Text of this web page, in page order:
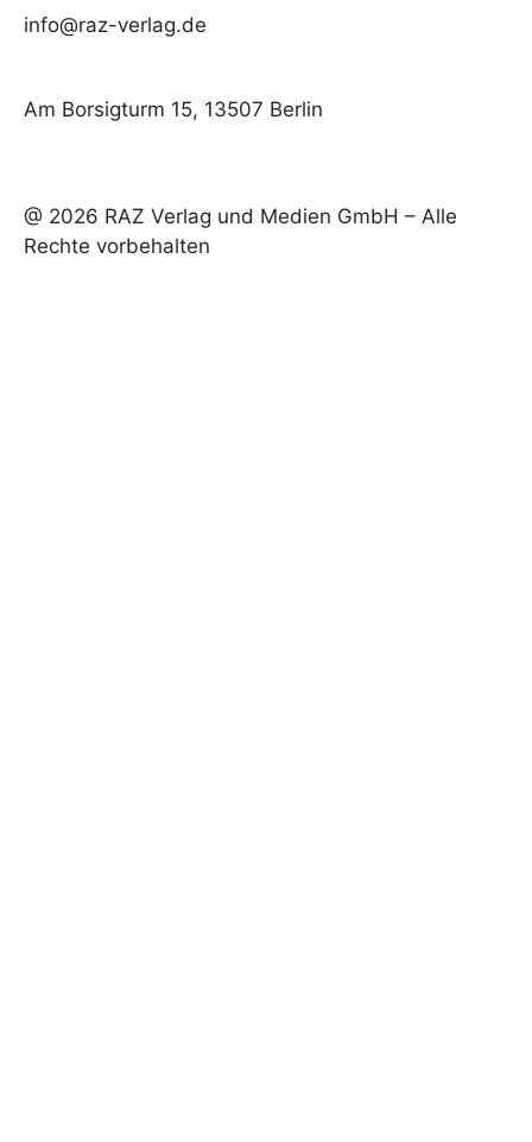
info@raz-verlag.de
Am Borsigturm 15, 13507 Berlin
@ 2026 RAZ Verlag und Medien GmbH – Alle
Rechte vorbehalten